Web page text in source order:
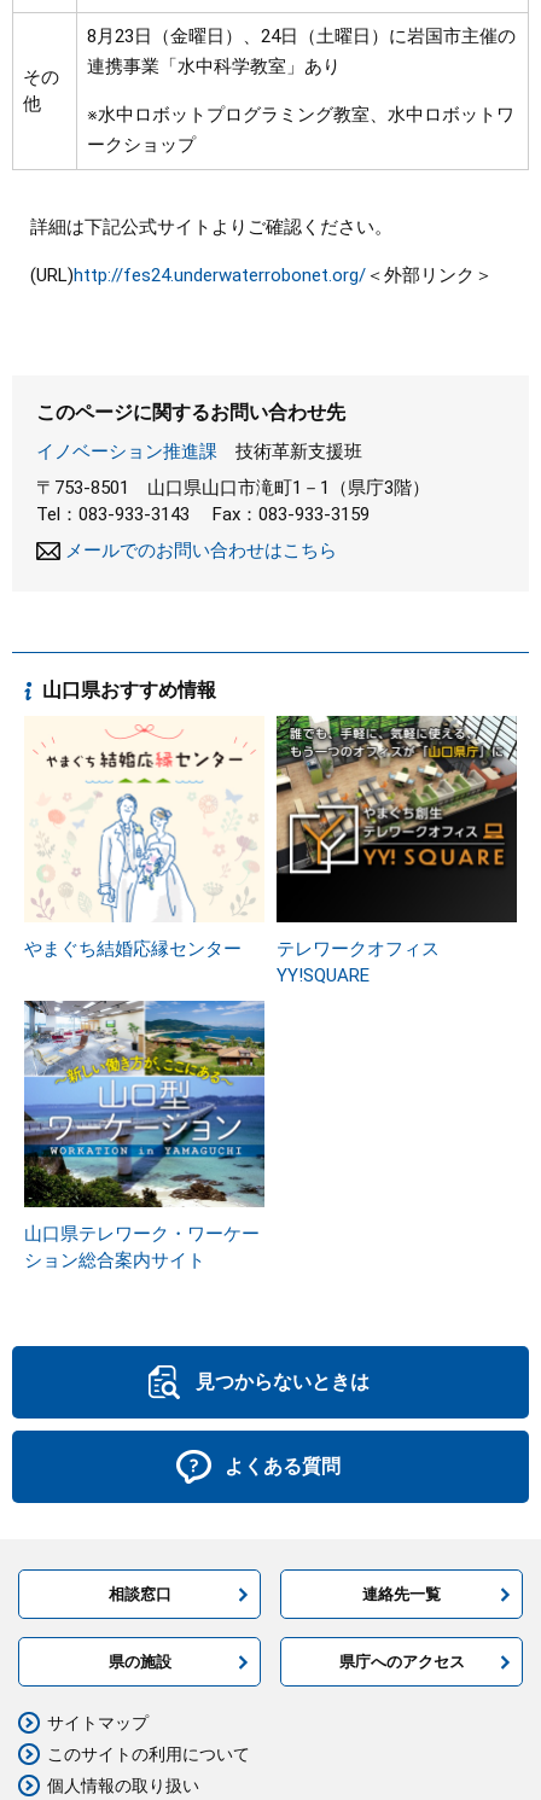
その
他
8月23日（金曜日）、24日（土曜日）に岩国市主催の
連携事業「水中科学教室」あり
※水中ロボットプログラミング教室、水中ロボットワ
ークショップ
詳細は下記公式サイトよりご確認ください。
(URL)http://fes24.underwaterrobonet.org/ ＜外部リンク＞
このページに関するお問い合わせ先
イノベーション推進課
技術革新支援班
〒753-8501
山口県山口市滝町1－1（県庁3階）
Tel：083-933-3143
Fax：083-933-3159
メールでのお問い合わせはこちら
山口県おすすめ情報
やまぐち結婚応縁センター
テレワークオフィス
YY!SQUARE
山口県テレワーク・ワーケー
ション総合案内サイト
見つからないときは
よくある質問
相談窓口 連絡先一覧
県の施設 県庁へのアクセス
サイトマップ
このサイトの利用について
個人情報の取り扱い